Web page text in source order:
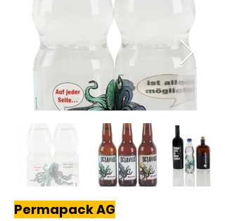
Permapack AG